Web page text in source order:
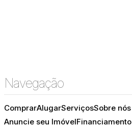
Navegação
ComprarAlugarServiçosSobre nós
Anuncie seu ImóvelFinanciamento